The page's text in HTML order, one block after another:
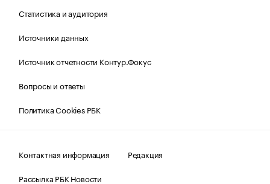
Статистика и аудитория
Источники данных
Источник отчетности Контур.Фокус
Вопросы и ответы
Политика Cookies РБК
Контактная информация
Редакция
Рассылка РБК Новости